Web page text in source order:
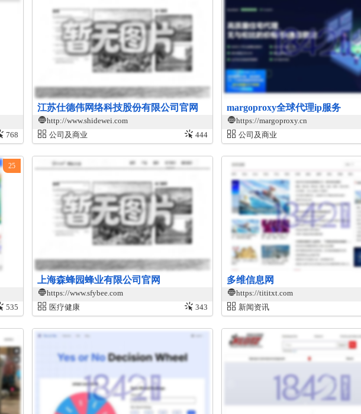
768
江苏仕德伟网络科技股份有限公司官网
http://www.shidewei.com
公司及商业
444
margoproxy全球代理ip服务
https://margoproxy.cn
公司及商业
535
25
上海森蜂园蜂业有限公司官网
https://www.sfybee.com
医疗健康
343
多维信息网
https://tititxt.com
新闻资讯